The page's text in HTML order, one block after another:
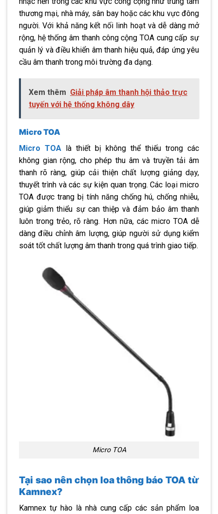
thương mại, nhà máy, sân bay hoặc các khu vực đông
người. Với khả năng kết nối linh hoạt và dễ dàng mở
rộng, hệ thống âm thanh công cộng TOA cung cấp sự
quản lý và điều khiển âm thanh hiệu quả, đáp ứng yêu
cầu âm thanh trong môi trường đa dạng.
Xem thêm Giải pháp âm thanh hội thảo trực
tuyến với hệ thống không dây
Micro TOA
Micro TOA là thiết bị không thể thiếu trong các
không gian rộng, cho phép thu âm và truyền tải âm
thanh rõ ràng, giúp cải thiện chất lượng giảng dạy,
thuyết trình và các sự kiện quan trọng. Các loại micro
TOA được trang bị tính năng chống hú, chống nhiễu,
giúp giảm thiểu sự can thiệp và đảm bảo âm thanh
luôn trong trẻo, rõ ràng. Hơn nữa, các micro TOA dễ
dàng điều chỉnh âm lượng, giúp người sử dụng kiểm
soát tốt chất lượng âm thanh trong quá trình giao tiếp.
Micro TOA
Tại sao nên chọn loa thông báo TOA từ
Kamnex?
Kamnex tự hào là nhà cung cấp các sản phẩm loa